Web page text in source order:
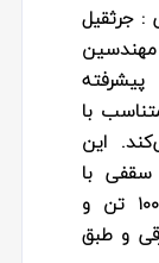
:جرثقیل
پیشرفته
با
این
سقفی با
ظرفیت‌های مختلف (از ۱ تن تا ۱۰۰ تن و
و طبق